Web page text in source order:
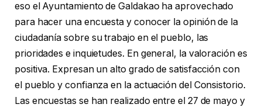
eso el Ayuntamiento de Galdakao ha aprovechado
para hacer una encuesta y conocer la opinión de la
ciudadanía sobre su trabajo en el pueblo, las
prioridades e inquietudes. En general, la valoración es
positiva. Expresan un alto grado de satisfacción con
el pueblo y confianza en la actuación del Consistorio.
Las encuestas se han realizado entre el 27 de mayo y